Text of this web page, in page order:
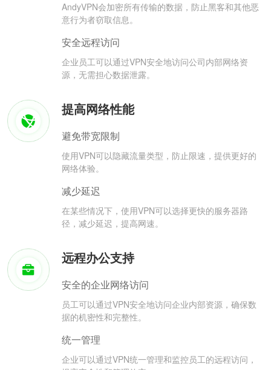
AndyVPN会加密所有传输的数据，防止黑客和其他恶
意行为者窃取信息。
安全远程访问
企业员工可以通过VPN安全地访问公司内部网络资
源，无需担心数据泄露。
提高网络性能
避免带宽限制
使用VPN可以隐藏流量类型，防止限速，提供更好的
网络体验。
减少延迟
在某些情况下，使用VPN可以选择更快的服务器路
径，减少延迟，提高网速。
远程办公支持
安全的企业网络访问
员工可以通过VPN安全地访问企业内部资源，确保数
据的机密性和完整性。
统一管理
企业可以通过VPN统一管理和监控员工的远程访问，